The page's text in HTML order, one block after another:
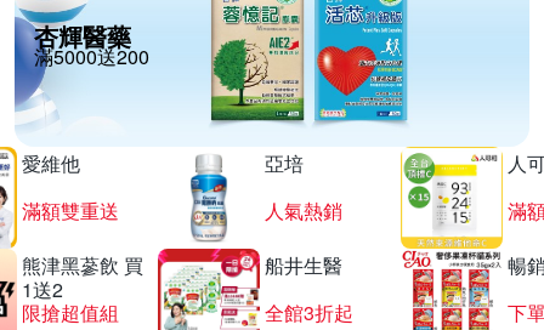
杏輝醫藥
滿5000送200
愛維他
滿額雙重送
亞培
人氣熱銷
人
滿
熊津黑蔘飲 買
1送2
限搶超值組
船井生醫
全館3折起
暢
下